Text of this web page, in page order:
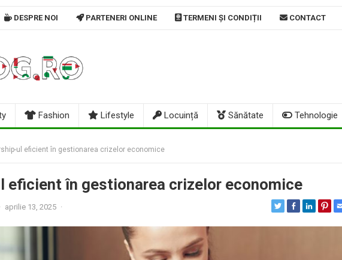
DESPRE NOI PARTENERI ONLINE TERMENI ȘI CONDIȚII CONTACT
Fashion Lifestyle Locuință Sănătate Tehnologie
ul eficient în gestionarea crizelor economice
eficient în gestionarea crizelor economice
aprilie 13, 2025 ·